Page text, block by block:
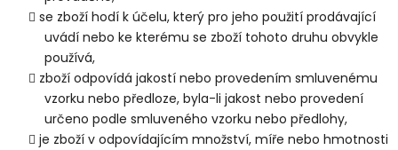
se zboží hodí k účelu, který pro jeho použití prodávající
uvádí nebo ke kterému se zboží tohoto druhu obvykle
používá,
zboží odpovídá jakostí nebo provedením smluvenému
vzorku nebo předloze, byla-li jakost nebo provedení
určeno podle smluveného vzorku nebo předlohy,
je zboží v odpovídajícím množství, míře nebo hmotnosti